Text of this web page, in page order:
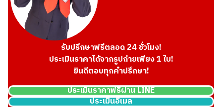
Platinum (Pt1000) Maple Leaf Coin 1/2 oz 2nd Coin 1/4 oz
รับปรึกษาฟรีตลอด 24 ชั่วโมง!
ประเมินราคาได้จากรูปถ่ายเพียง 1 ใบ!
ยินดีตอบทุกคำปรึกษา!
ประเมินราคาฟรีผ่าน LINE
ประเมินอีเมล